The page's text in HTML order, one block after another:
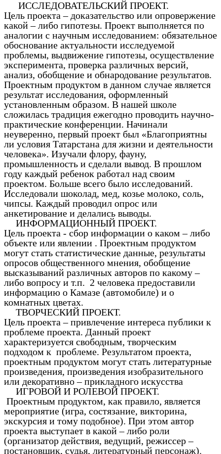
ИССЛЕДОВАТЕЛЬСКИЙ ПРОЕКТ.
Цель проекта – доказательство или опровержение
какой – либо гипотезы. Проект выполняется по
аналогии с научным исследованием: обязательное
обоснование актуальности исследуемой
проблемы, выдвижение гипотезы, осуществление
эксперимента, проверка различных версий,
анализ, обобщение и обнародование результатов.
Проектным продуктом в данном случае является
результат исследования, оформленный
установленным образом. В нашей школе
сложилась традиция ежегодно проводить научно-
практические конференции. Начинали
неуверенно, первый проект был «Благоприятны
ли условия Татарстана для жизни и деятельности
человека». Изучали флору, фауну,
промышленность и сделали вывод. В прошлом
году каждый ребенок работал над своим
проектом. Больше всего было исследований.
Исследовали шоколад, мед, козье молоко, соль,
чипсы. Каждый проводил опрос или
анкетирование и делались выводы.
ИНФОРМАЦИОННЫЙ ПРОЕКТ.
Цель проекта - сбор информации о каком – либо
объекте или явлении . Проектным продуктом
могут стать статистические данные, результаты
опросов общественного мнения, обобщение
высказываний различных авторов по какому –
либо вопросу и т.п. 2 человека предоставили
информацию о Камазе (автомобиле) и о
комнатных цветах.
ТВОРЧЕСКИЙ ПРОЕКТ.
Цель проекта – привлечение интереса публики к
проблеме проекта. Данный проект
характеризуется свободным, творческим
подходом к проблеме. Результатом проекта,
проектным продуктом могут стать литературные
произведения, произведения изобразительного
или декоративно – прикладного искусства
ИГРОВОЙ И РОЛЕВОЙ ПРОЕКТ.
Проектным продуктом, как правило, является
мероприятие (игра, состязание, викторина,
экскурсия и тому подобное). При этом автор
проекта выступает в какой – либо роли
(организатор действия, ведущий, режиссер –
постановщик, судья, литературный персонаж).